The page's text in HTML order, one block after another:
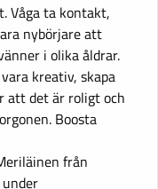
Våga ta kontakt,
nybörjare att
i olika åldrar.
kreativ, skapa
att det är roligt och
Boosta
från